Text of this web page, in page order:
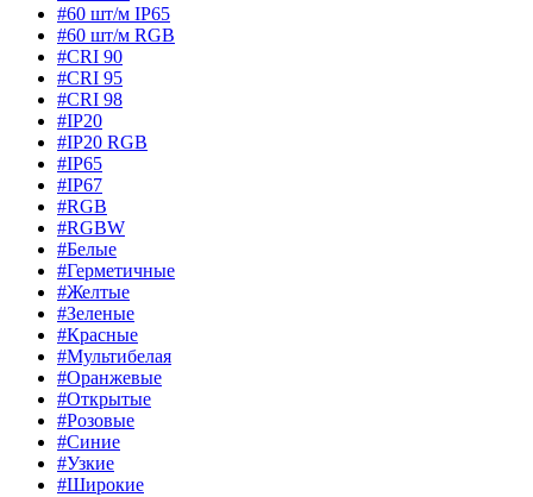
#60 шт/м IP65
#60 шт/м RGB
#CRI 90
#CRI 95
#CRI 98
#IP20
#IP20 RGB
#IP65
#IP67
#RGB
#RGBW
#Белые
#Герметичные
#Желтые
#Зеленые
#Красные
#Мультибелая
#Оранжевые
#Открытые
#Розовые
#Синие
#Узкие
#Широкие